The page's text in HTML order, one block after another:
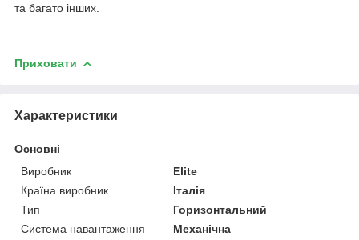
та багато інших.
Приховати
Характеристики
Основні
Виробник
Elite
Країна виробник
Італія
Тип
Горизонтальний
Система навантаження
Механічна